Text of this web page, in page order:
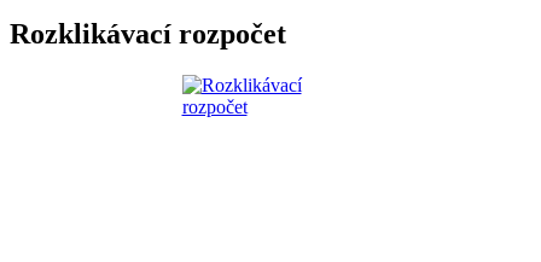
Rozklikávací rozpočet